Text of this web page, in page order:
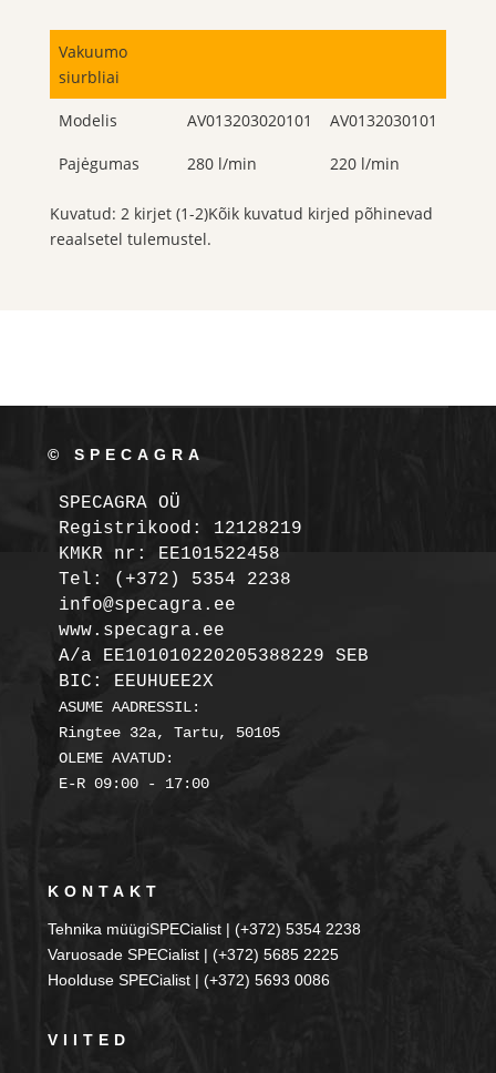
Vakuumo
siurbliai
Modelis AV013203020101 AV0132030101
Pajėgumas 280 l/min 220 l/min
Kuvatud: 2 kirjet (1-2)Kõik kuvatud kirjed põhinevad
reaalsetel tulemustel.
© SPECAGRA
SPECAGRA OÜ
Registrikood: 12128219
KMKR nr: EE101522458
Tel: (+372) 5354 2238
info@specagra.ee
A/a EE101010220205388229 SEB
BIC: EEUHUEE2X
ASUME AADRESSIL:
Ringtee 32a, Tartu, 50105
OLEME AVATUD:
E-R 09:00 - 17:00
KONTAKT
Tehnika müügiSPECialist | (+372) 5354 2238
Varuosade SPECialist | (+372) 5685 2225
Hoolduse SPECialist | (+372) 5693 0086
VIITED